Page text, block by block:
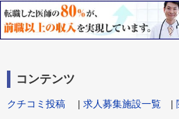
コンテンツ
クチコミ投稿 | 求人募集施設一覧 |